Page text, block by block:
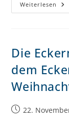
Weiterlesen
Die
dem
22.